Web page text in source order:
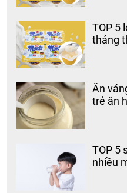
TOP 5
tháng
Ăn
trẻ ăn
TOP 5
nhiều